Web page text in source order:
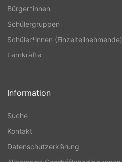
Bürger*innen
Schülergruppen
Schüler*innen (Einzelteilnehmende)
Lehrkräfte
Information
Suche
Kontakt
Datenschutzerklärung